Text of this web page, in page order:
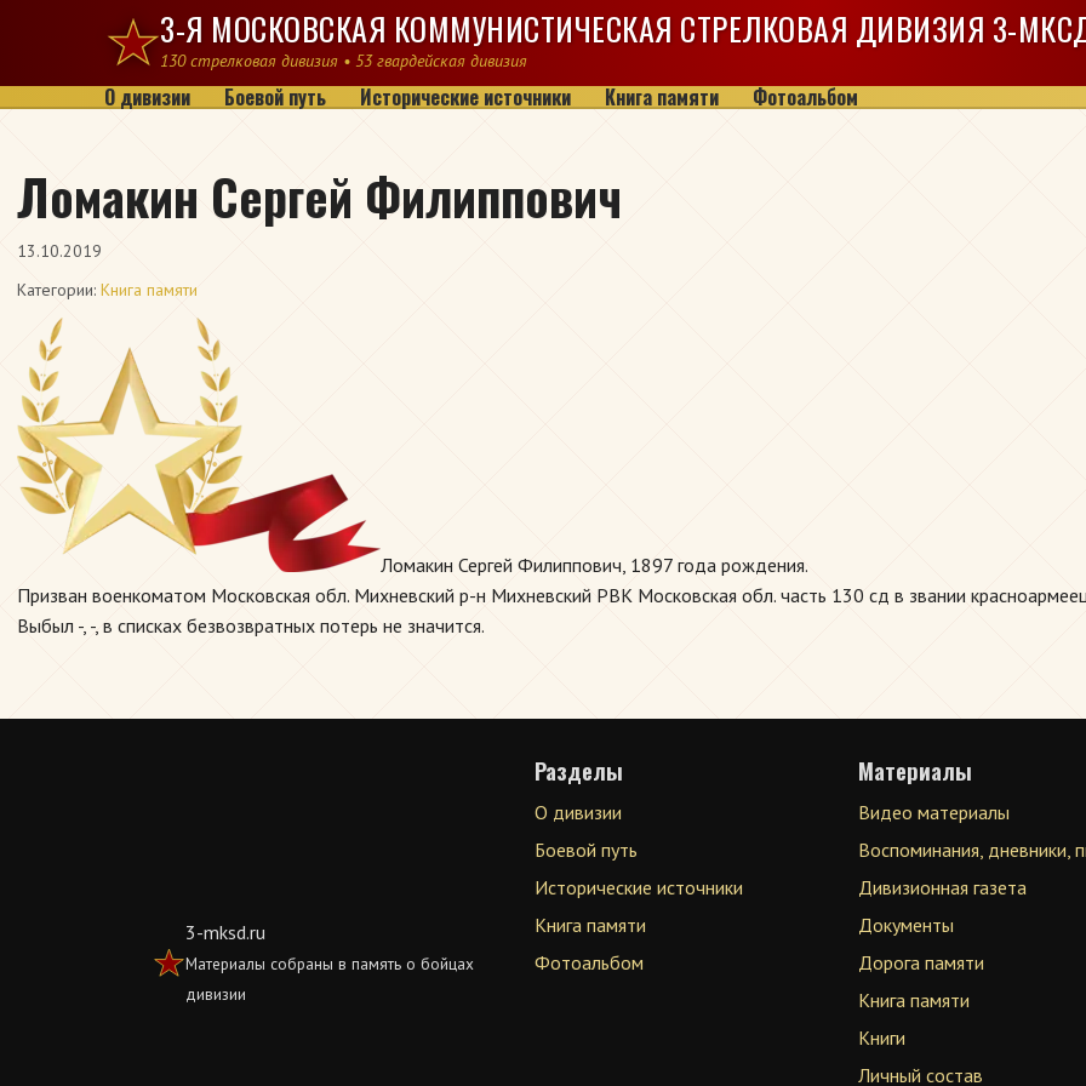
Перейти к содержимому3-Я МОСКОВСКАЯ КОММУНИСТИЧЕСКАЯ СТРЕЛКОВАЯ ДИВИЗИЯ 3-
130 стрелковая дивизия • 53 гвардейская дивизия
О дивизии Боевой путь Исторические источники Книга памяти Фотоальбом
Ломакин Сергей Филиппович
13.10.2019
Категории: Книга памяти
Ломакин Сергей Филиппович, 1897 года рождения.
Призван военкоматом Московская обл. Михневский р-н Михневский РВК Московская обл. часть 130 сд в звании
Выбыл -, -, в списках безвозвратных потерь не значится.
3-mksd.ru
Материалы собраны в память о бойцах
дивизии
Разделы
О дивизии
Боевой путь
Исторические источники
Книга памяти
Фотоальбом
Материалы
Видео материалы
Воспоминания, дневники,
Дивизионная газета
Документы
Дорога памяти
Книга памяти
Книги
Личный состав